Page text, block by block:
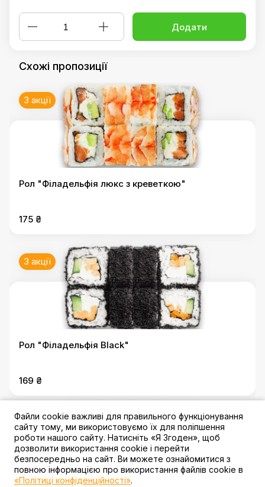
Додати
Схожі пропозиції
3 акції
Рол "Філадельфія люкс з креветкою"
175 ₴
3 акції
Рол "Філадельфія Black"
169 ₴
3 акції
Файли cookie важливі для правильного функціонування
сайту тому, ми використовуємо їх для поліпшення
роботи нашого сайту. Натисніть «Я Згоден», щоб
дозволити використання cookie і перейти
безпосередньо на сайт. Ви можете ознайомитися з
повною інформацією про використання файлів cookie в
«Політиці конфіденційності».